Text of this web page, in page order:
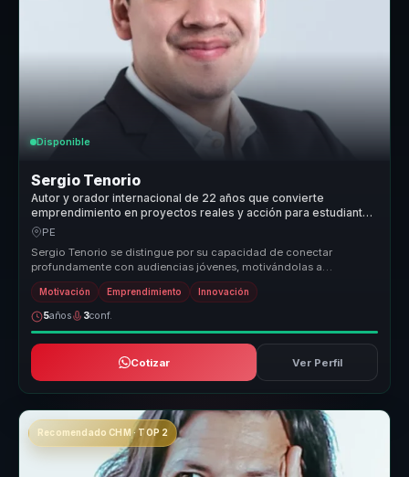
Disponible
Sergio Tenorio
Autor y orador internacional de 22 años que convierte
emprendimiento en proyectos reales y acción para estudiantes
y equipos.
PE
Sergio Tenorio se distingue por su capacidad de conectar
profundamente con audiencias jóvenes, motivándolas a
transformar sus sueños en r...
Motivación Emprendimiento Innovación
5años 3conf.
Cotizar Ver Perfil
Recomendado CHM · TOP 2